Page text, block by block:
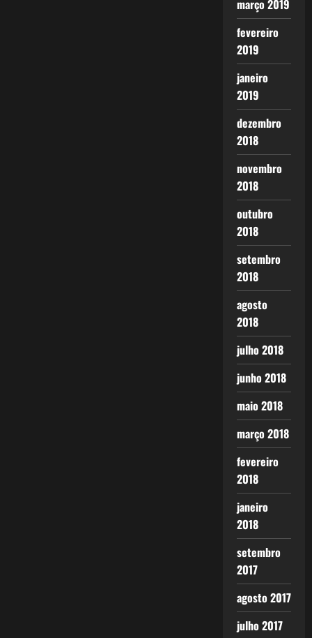
março 2019
fevereiro
2019
janeiro
2019
dezembro
2018
novembro
2018
outubro
2018
setembro
2018
agosto
2018
julho 2018
junho 2018
maio 2018
março 2018
fevereiro
2018
janeiro
2018
setembro
2017
agosto 2017
julho 2017